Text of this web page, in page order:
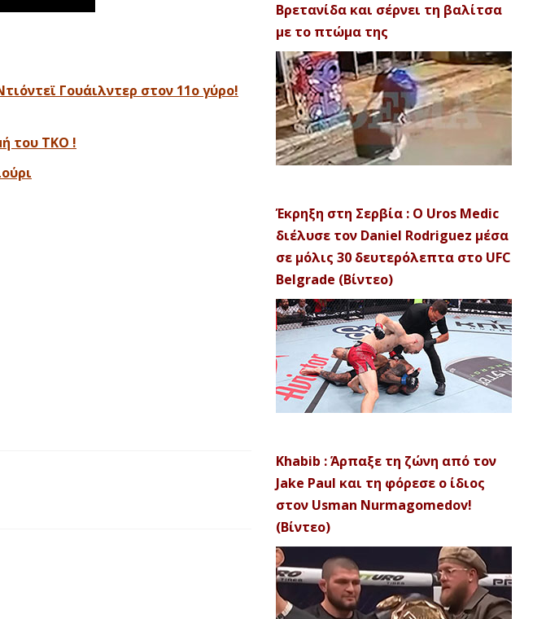
Γουάιλντερ στον 11ο γύρο!
του ΤΚΟ !
Βρετανίδα και σέρνει τη βαλίτσα
με το πτώμα της
Έκρηξη στη Σερβία : Ο Uros Medic
διέλυσε τον Daniel Rodriguez μέσα
σε μόλις 30 δευτερόλεπτα στο UFC
Belgrade (Βίντεο)
Khabib : Άρπαξε τη ζώνη από τον
Jake Paul και τη φόρεσε ο ίδιος
στον Usman Nurmagomedov!
(Βίντεο)